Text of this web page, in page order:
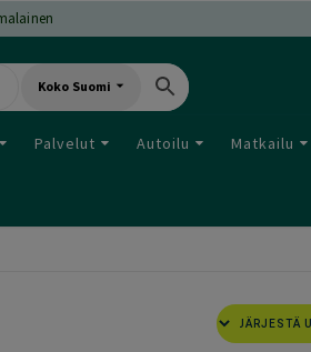
Koko Suomi
Palvelut Autoilu Matkailu